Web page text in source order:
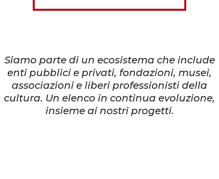
Siamo parte di un ecosistema che include
enti pubblici e privati, fondazioni, musei,
associazioni e liberi professionisti della
cultura. Un elenco in continua evoluzione,
insieme ai nostri progetti.